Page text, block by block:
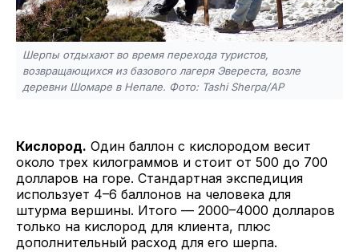
Шерпы отдыхают во время перехода туристов,
возвращающихся из базового лагеря Эвереста, возле
деревни Шомаре в Непале. Фото: Tashi Sherpa/AP
Кислород. Один баллон с кислородом весит
около трех килограммов и стоит от 500 до 700
долларов на горе. Стандартная экспедиция
использует 4–6 баллонов на человека для
штурма вершины. Итого — 2000–4000 долларов
только на кислород для клиента, плюс
дополнительный расход для его шерпа.